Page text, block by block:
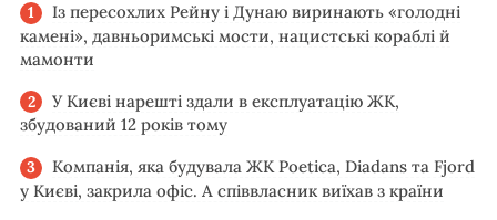
Із пересохлих Рейну і Дунаю виринають «голодні
камені», давньоримські мости, нацистські кораблі й
мамонти
У Києві нарешті здали в експлуатацію ЖК,
збудований 12 років тому
Компанія, яка будувала ЖК Poetica, Diadans та Fjord
у Києві, закрила офіс. А співвласник виїхав з країни